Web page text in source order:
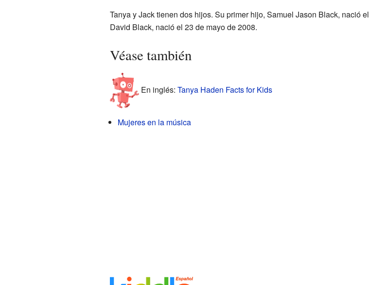
Tanya y Jack tienen dos hijos. Su primer hijo, Samuel Jason Black, nació
David Black, nació el 23 de mayo de 2008.
Véase también
En inglés: Tanya Haden Facts for Kids
Mujeres en la música